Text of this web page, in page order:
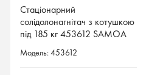
Стаціонарний
солідолонагнітач з котушкою
під 185 кг 453612 SAMOA
Модель: 453612
Стаціонарний
солідолонагнітач з котушкою
під 185 кг 453612 SAMOA
Модель: 453612